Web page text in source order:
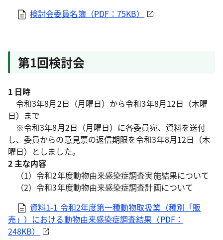
検討会委員名簿（PDF：75KB）
第1回検討会
1 日時
令和3年8月2日（月曜日）から令和3年8月12日（木曜
日）まで
※令和3年8月2日（月曜日）に各委員宛、資料を送付
し、委員からの意見票の返信期限を令和3年8月12日（木
曜日）としました。
2 主な内容
（1）令和2年度動物由来感染症調査実施結果について
（2）令和3年度動物由来感染症調査計画について
資料1-1 令和2年度第一種動物取扱業（種別「販
売」）における動物由来感染症調査結果（PDF：
248KB）